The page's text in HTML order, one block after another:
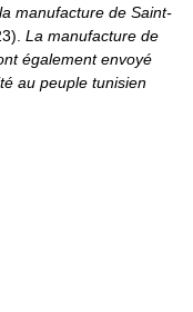
manufacture de Saint-
La manufacture de
également envoyé
au peuple tunisien